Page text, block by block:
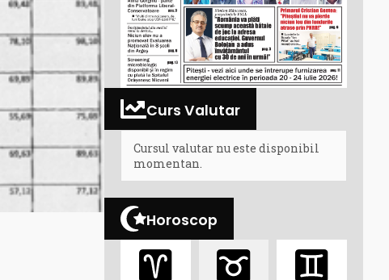
Curs Valutar
Cursul valutar nu este disponibil
momentan.
Horoscop